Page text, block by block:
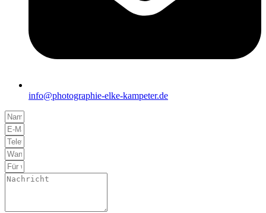
info@photographie-elke-kampeter.de